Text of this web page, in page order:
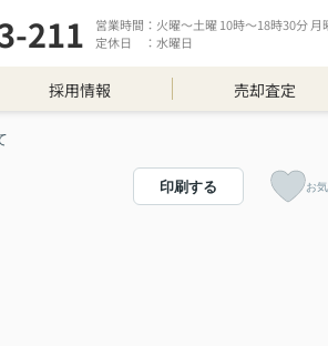
211
営業時間：火曜～土曜 10時～18時30分
定休日 ：水曜日
採用情報 売却査定
印刷する お